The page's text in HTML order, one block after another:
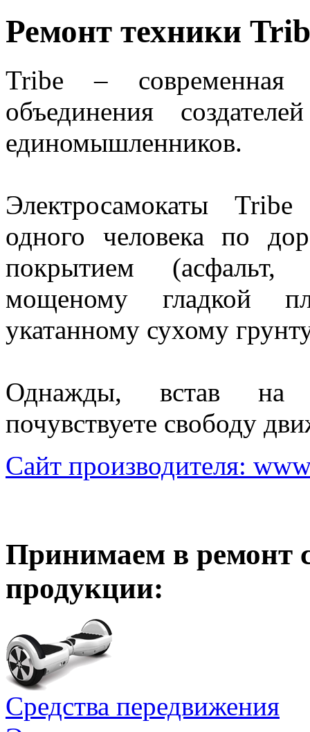
Ремонт техники
Tribe – современная
объединения
единомышленников.
Электросамокаты
одного человека по
покрытием (асфальт,
мощеному гладкой
укатанному сухому
Однажды, встав на
почувствуете свободу
Сайт производителя:
Принимаем в ремонт
продукции:
Средства передвижения